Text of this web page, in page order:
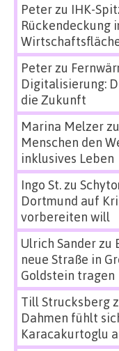
Peterzu IHK-
Rückendeckung
Peterzu
Digitalisierung:
die Zukunft
Marina Melzerzu
Menschen den
inklusives Leben
Ingo St.zu
Dortmund auf
vorbereiten will
Ulrich Sanderzu
neue Straße in
Goldstein tragen
Till Strucksberg
Dahmen fühlt
Karacakurtoglu